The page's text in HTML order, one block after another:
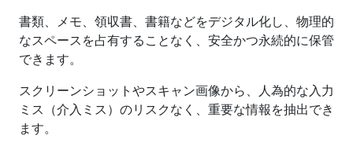
書類、メモ、領収書、書籍などをデジタル化し、物理的
なスペースを占有することなく、安全かつ永続的に保管
できます。
スクリーンショットやスキャン画像から、人為的な入力
ミス（介入ミス）のリスクなく、重要な情報を抽出でき
ます。